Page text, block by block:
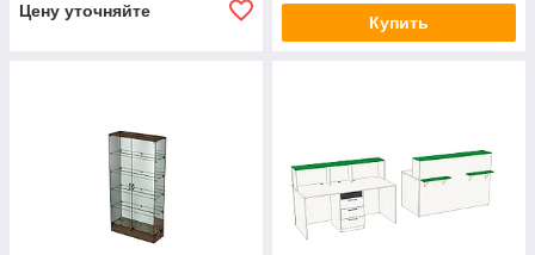
Цену уточняйте
Купить